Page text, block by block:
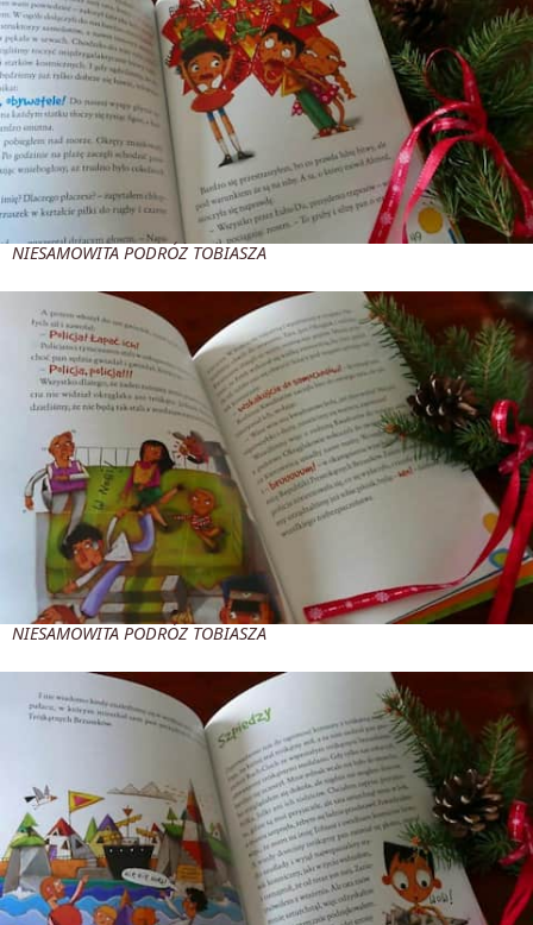
NIESAMOWITA PODRÓŻ TOBIASZA
NIESAMOWITA PODRÓŻ TOBIASZA